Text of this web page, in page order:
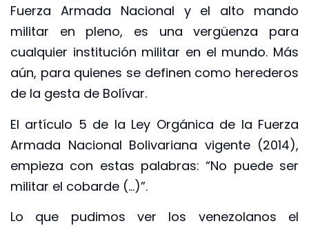
Fuerza Armada Nacional y el alto mando
militar en pleno, es una vergüenza para
cualquier institución militar en el mundo. Más
aún, para quienes se definen como herederos
de la gesta de Bolívar.
El artículo 5 de la Ley Orgánica de la Fuerza
Armada Nacional Bolivariana vigente (2014),
empieza con estas palabras: “No puede ser
militar el cobarde (…)”.
Lo que pudimos ver los venezolanos el